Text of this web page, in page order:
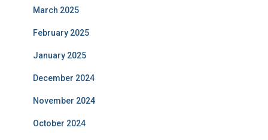
March 2025
February 2025
January 2025
December 2024
November 2024
October 2024